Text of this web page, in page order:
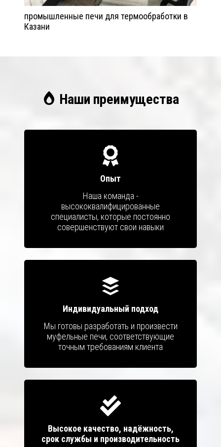
промышленные печи для термообработки в
Казани
Наши преимущества
Опыт
Наша команда -
высококвалифицированные
специалисты, которые постоянно
совершенствуют свои навыки
Индивидуальный подход
Мы готовы разработать и произвести
муфельные печи, соответствующие
точным требованиям клиента
Высокое качество, надёжность,
срок службы и производительность